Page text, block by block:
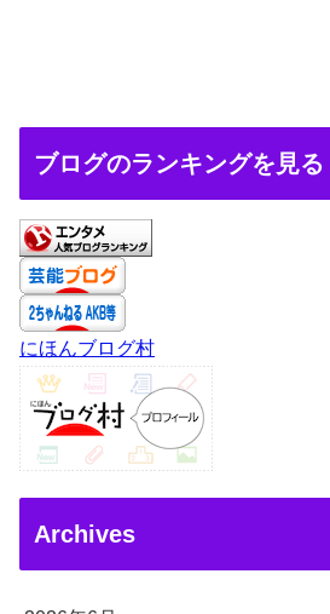
ブログのランキングを見る
にほんブログ村
Archives